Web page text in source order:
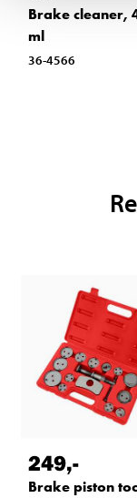
Brake cleaner,
ml
36-4566
249,-
Brake piston